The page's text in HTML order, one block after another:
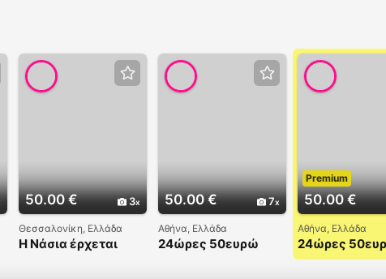
50.00 € 3
Θεσσαλονίκη, Ελλάδα
Η Νάσια έρχεται
50.00 € 7
Αθήνα, Ελλάδα
24ώρες 50ευρώ
50.00 €
Premium
Αθήνα, Ελλάδα
24ώρες
6993261182